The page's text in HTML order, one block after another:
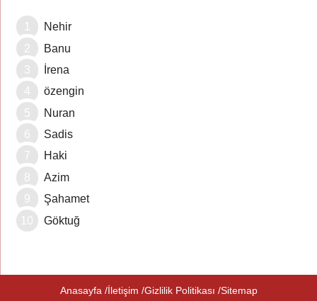
Nehir
Banu
İrena
özengin
Nuran
Sadis
Haki
Azim
Şahamet
Göktuğ
Anasayfa İletişim Gizlilik Politikası Sitemap